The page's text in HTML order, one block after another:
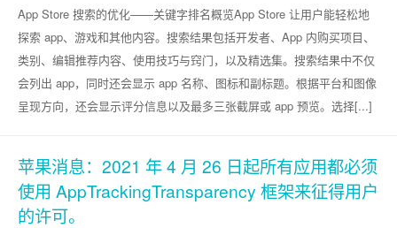
App Store 搜索的优化——关键字排名概览App Store 让用户能轻松地
探索 app、游戏和其他内容。搜索结果包括开发者、App 内购买项目、
类别、编辑推荐内容、使用技巧与窍门，以及精选集。搜索结果中不仅
会列出 app，同时还会显示 app 名称、图标和副标题。根据平台和图像
呈现方向，还会显示评分信息以及最多三张截屏或 app 预览。选择[...]
苹果消息：2021 年 4 月 26 日起所有应用都必须
使用 AppTrackingTransparency 框架来征得用户
的许可。